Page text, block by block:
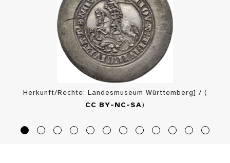
Herkunft/Rechte: Landesmuseum Württemberg] / (
CC BY-NC-SA)